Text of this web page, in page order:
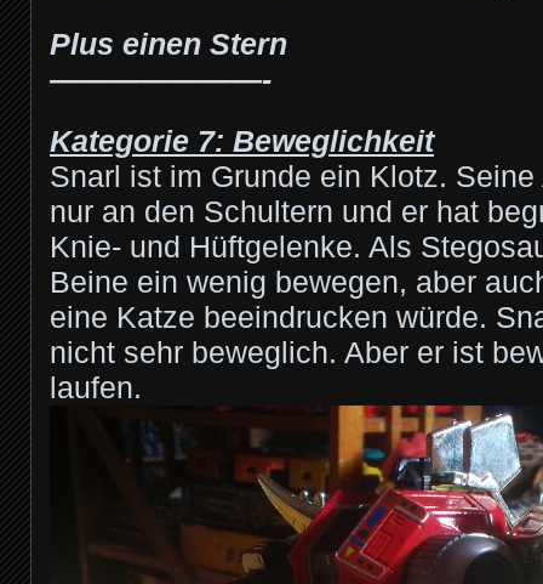
Plus einen Stern
———————-
Kategorie 7: Beweglichkeit
Snarl ist im Grunde ein Klotz.
nur an den Schultern und er hat
Knie- und Hüftgelenke. Als
Beine ein wenig bewegen, aber
eine Katze beeindrucken würde.
nicht sehr beweglich. Aber er ist
laufen.